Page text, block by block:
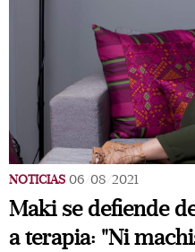
NOTICIAS 06/08/2021
Maki se defiende
a terapia: "Ni